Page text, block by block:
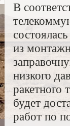
В
из
низкого
ракетного
будет
работ по